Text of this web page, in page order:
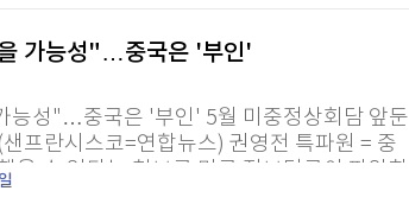
가능성"…중국은 '부인'
능성"…중국은 '부인' 5월 미중정상회담 앞둔
프란시스코=연합뉴스) 권영전 특파원 = 중
을 수 있다는 첩보를 미국 정보당국이 파악한
근 몇 주 사이 중국이 이란에...